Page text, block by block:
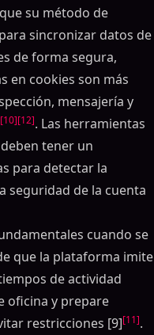
su método de
sincronizar datos de
de forma segura,
en cookies son más
mensajería y
[10][12]. Las herramientas
tener un
para detectar la
seguridad de la cuenta
cuando se
que la plataforma imite
de actividad
oficina y prepare
restricciones [9][11].